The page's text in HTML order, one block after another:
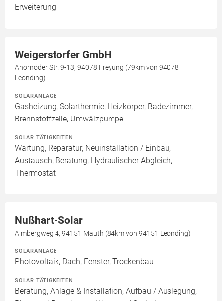
Erweiterung
Weigerstorfer GmbH
Ahornöder Str. 9-13, 94078 Freyung (79km von 94078
Leonding)
SOLARANLAGE
Gasheizung, Solarthermie, Heizkörper, Badezimmer,
Brennstoffzelle, Umwälzpumpe
SOLAR TÄTIGKEITEN
Wartung, Reparatur, Neuinstallation / Einbau,
Austausch, Beratung, Hydraulischer Abgleich,
Thermostat
Nußhart-Solar
Almbergweg 4, 94151 Mauth (84km von 94151 Leonding)
SOLARANLAGE
Photovoltaik, Dach, Fenster, Trockenbau
SOLAR TÄTIGKEITEN
Beratung, Anlage & Installation, Aufbau / Auslegung,